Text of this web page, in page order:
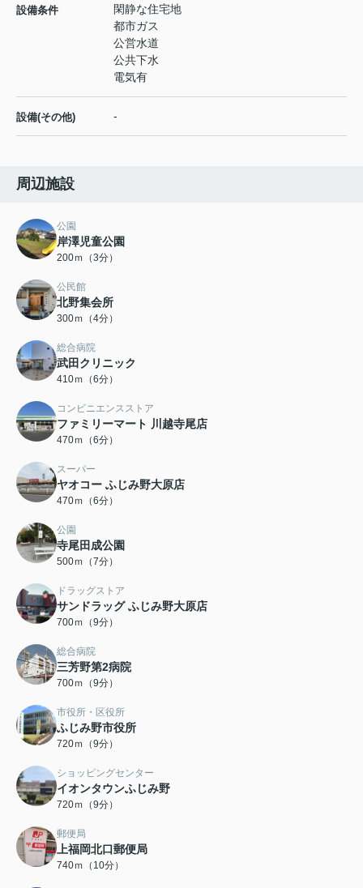
設備条件
閑静な住宅地
都市ガス
公営水道
公共下水
電気有
設備(その他) -
周辺施設
公園
岸澤児童公園
200ｍ（3分）
公民館
北野集会所
300ｍ（4分）
総合病院
武田クリニック
410ｍ（6分）
コンビニエンスストア
ファミリーマート 川越寺尾店
470ｍ（6分）
スーパー
ヤオコー ふじみ野大原店
470ｍ（6分）
公園
寺尾田成公園
500ｍ（7分）
ドラッグストア
サンドラッグ ふじみ野大原店
700ｍ（9分）
総合病院
三芳野第2病院
700ｍ（9分）
市役所・区役所
ふじみ野市役所
720ｍ（9分）
ショッピングセンター
イオンタウンふじみ野
720ｍ（9分）
郵便局
上福岡北口郵便局
740ｍ（10分）